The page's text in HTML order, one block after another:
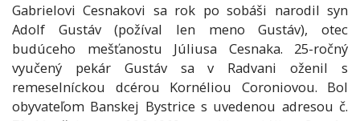
Gabrielovi Cesnakovi sa rok po sobáši narodil syn
Adolf Gustáv (požíval len meno Gustáv), otec
budúceho mešťanostu Júliusa Cesnaka. 25-ročný
vyučený pekár Gustáv sa v Radvani oženil s
remeselníckou dcérou Kornéliou Coroniovou. Bol
obyvateľom Banskej Bystrice s uvedenou adresou č.